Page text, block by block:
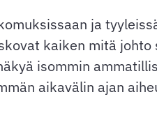
ja
kaiken mitä johto
isommin
aikavälin ajan